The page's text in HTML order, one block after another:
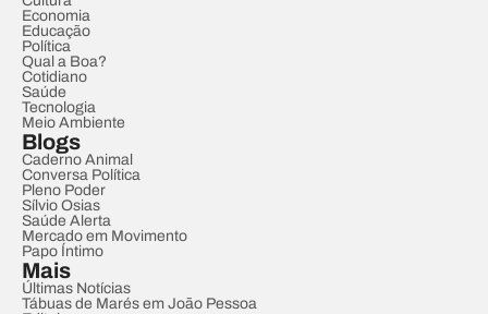
Economia
Educação
Política
Qual a Boa?
Cotidiano
Saúde
Tecnologia
Meio Ambiente
Blogs
Caderno Animal
Conversa Política
Pleno Poder
Sílvio Osias
Saúde Alerta
Mercado em Movimento
Papo Íntimo
Mais
Últimas Notícias
Tábuas de Marés em João Pessoa